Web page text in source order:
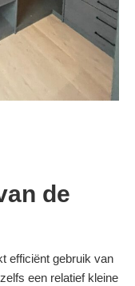
de
efficiënt gebruik van
een relatief kleine